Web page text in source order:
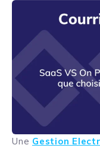
Une Gestion